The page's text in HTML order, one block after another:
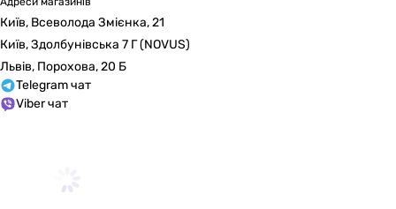
-
-
Душова система
-
-
Lidz LDNEX1030NKS49189
Київ, Всеволода Змієнка, 21
Київ, Здолбунівська 7 Г (NOVUS)
Львів, Порохова, 20 Б
Telegram чат
Viber чат